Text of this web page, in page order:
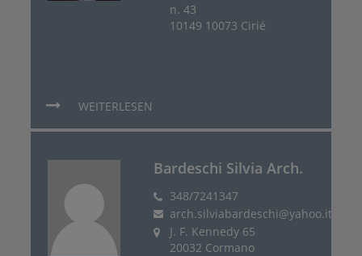
n. 43
10149 10073 Cirié
WEITERLESEN
Bardeschi Silvia Arch.
348/7241347
arch.silviabardeschi@yahoo.it
J. F. Kennedy 65
20032 Cormano